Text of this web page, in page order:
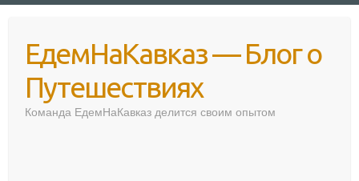
содержимому
ЕдемНаКавказ — Блог о
Путешествиях
Команда ЕдемНаКавказ делится своим опытом